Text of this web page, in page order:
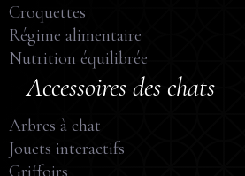
Croquettes
Régime alimentaire
Nutrition équilibrée
Accessoires des chats
Arbres à chat
Jouets interactifs
Griffoirs